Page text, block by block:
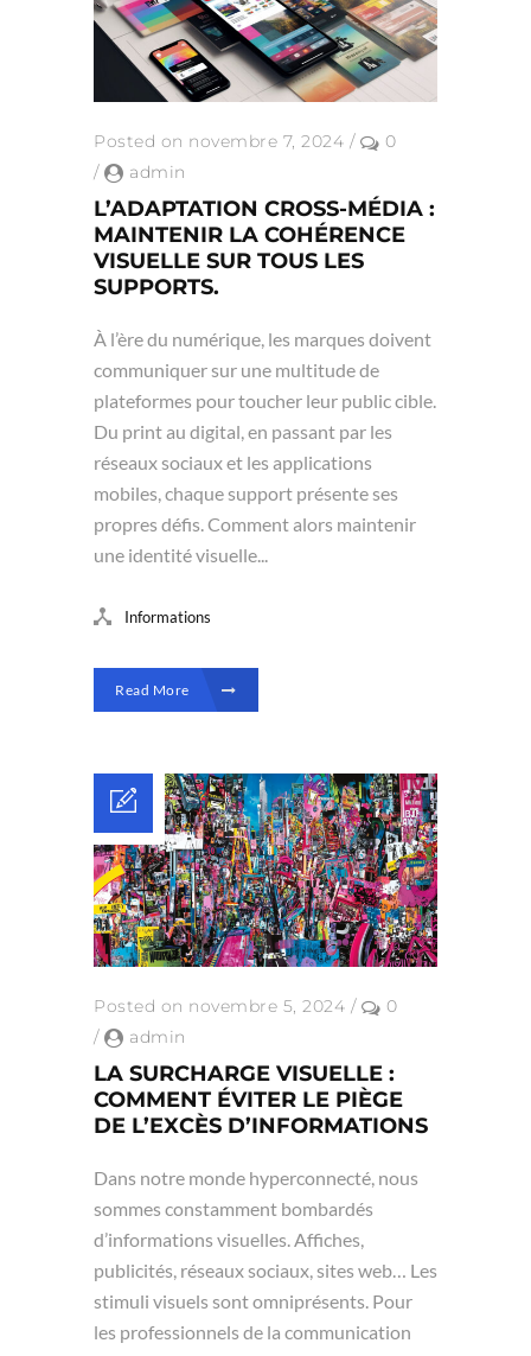
Posted on novembre 7, 2024 /
0
/
admin
L’ADAPTATION CROSS-MÉDIA :
MAINTENIR LA COHÉRENCE
VISUELLE SUR TOUS LES
SUPPORTS.
À l’ère du numérique, les marques doivent
communiquer sur une multitude de
plateformes pour toucher leur public cible.
Du print au digital, en passant par les
réseaux sociaux et les applications
mobiles, chaque support présente ses
propres défis. Comment alors maintenir
une identité visuelle...
Informations
Read More
Posted on novembre 5, 2024 /
0
/
admin
LA SURCHARGE VISUELLE :
COMMENT ÉVITER LE PIÈGE
DE L’EXCÈS D’INFORMATIONS
Dans notre monde hyperconnecté, nous
sommes constamment bombardés
d’informations visuelles. Affiches,
publicités, réseaux sociaux, sites web… Les
stimuli visuels sont omniprésents. Pour
les professionnels de la communication